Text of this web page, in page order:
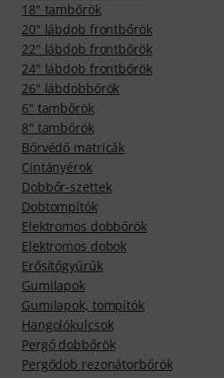
18" tambőrök
20" lábdob frontbőrök
22" lábdob frontbőrök
24" lábdob frontbőrök
26" lábdobbőrök
6" tambőrök
8" tambőrök
Bőrvédő matricák
Cintányérok
Dobbőr-szettek
Dobtompítók
Elektromos dobbőrök
Elektromos dobok
Erősítőgyűrűk
Gumilapok
Gumilapok, tompítók
Hangolókulcsok
Pergő dobbőrök
Pergődob rezonátorbőrök